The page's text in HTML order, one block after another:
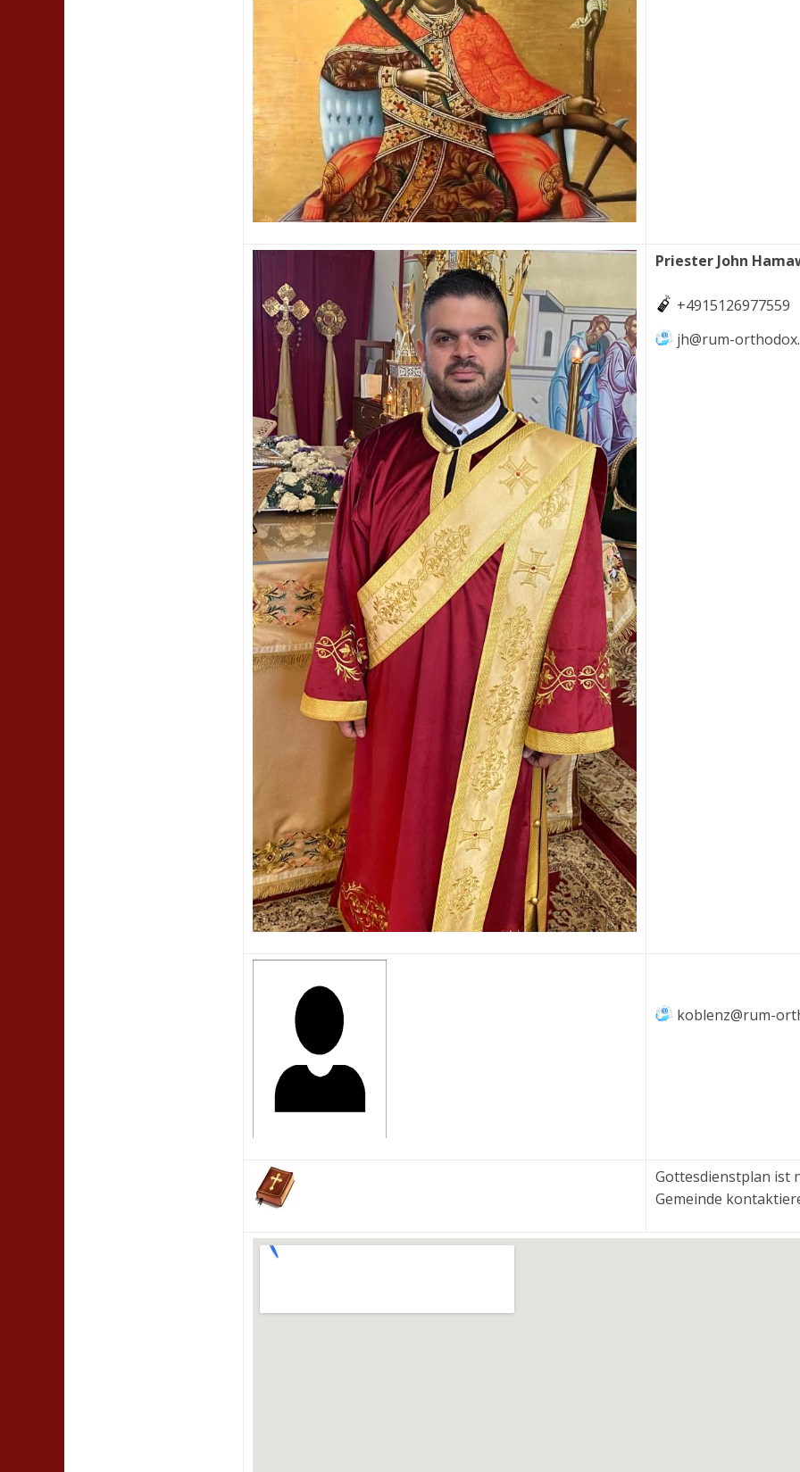
Priester John
+4915126977559
jh@rum-
koblenz@rum-
Gottesdienstplan ist
Gemeinde